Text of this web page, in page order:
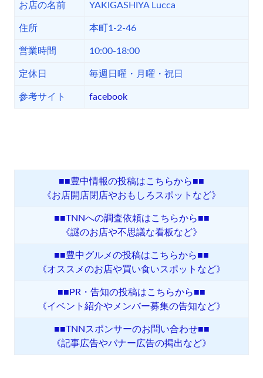
お店の名前 YAKIGASHIYA Lucca
住所 本町1-2-46
営業時間 10:00-18:00
定休日 毎週日曜・月曜・祝日
参考サイト facebook
■■豊中情報の投稿はこちらから■■
《お店開店閉店やおもしろスポットなど》
■■TNNへの調査依頼はこちらから■■
《謎のお店や不思議な看板など》
■■豊中グルメの投稿はこちらから■■
《オススメのお店や買い食いスポットなど》
■■PR・告知の投稿はこちらから■■
《イベント紹介やメンバー募集の告知など》
■■TNNスポンサーのお問い合わせ■■
《記事広告やバナー広告の掲出など》